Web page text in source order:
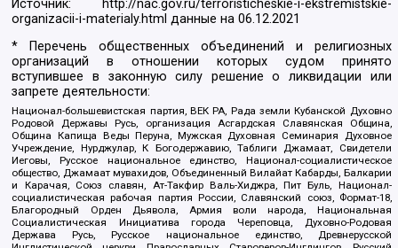
Источник:
http://nac.gov.ru/terroristicheskie-i-ekstremistskie-
organizacii-i-materialy.html данные на06.12.2021
* Перечень общественных объединений и религиозных
организаций в отношении которых судом принято
вступившее в законную силу решение о ликвидации или
запрете деятельности:
Национал-большевистская партия, ВЕК РА, Рада земли Кубанской Духовно
Родовой Державы Русь, организация Асгардская Славянская Община,
Община Капища Веды Перуна, Мужская Духовная Семинария Духовное
Учреждение, Нурджулар, К Богодержавию, Таблиги Джамаат, Свидетели
Иеговы, Русское национальное единство, Национал-социалистическое
общество, Джамаат мувахидов, Объединенный Вилайат Кабарды, Балкарии
и Карачая, Союз славян, Ат-Такфир Валь-Хиджра, Пит Буль, Национал-
социалистическая рабочая партия России, Славянский союз, Формат-18,
Благородный Орден Дьявола, Армия воли народа, Национальная
Социалистическая Инициатива города Череповца, Духовно-Родовая
Держава Русь, Русское национальное единство, Древнерусской